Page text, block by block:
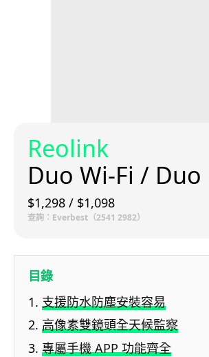
Reolink
Duo Wi-Fi / Duo
$1,298 / $1,098
查詢：Everbest（2541 2982）
目錄
支援防水防塵安裝容易
高像素雙鏡頭全天候監察
專屬手機 APP 功能齊全